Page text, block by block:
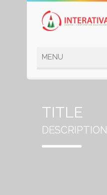
TITLE
DESCRIPTION